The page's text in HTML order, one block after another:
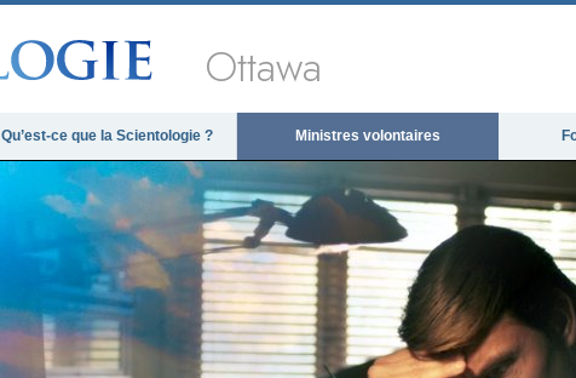
Ottawa
Qu’est-ce que la Scientologie ? Ministres volontaires